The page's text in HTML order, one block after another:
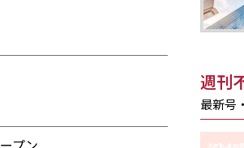
週刊
最新号